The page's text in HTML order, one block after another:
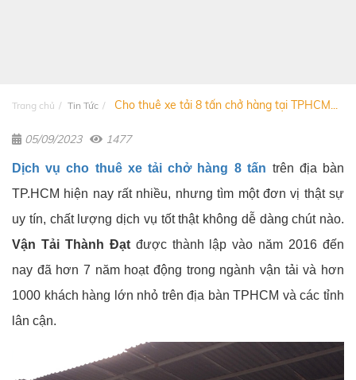
Trang chủ Tin Tức Cho thuê xe tải 8 tấn chở hàng tại TPHCM...
05/09/2023 1477
Dịch vụ cho thuê xe tải chở hàng 8 tấn trên địa bàn
TP.HCM hiện nay rất nhiều, nhưng tìm một đơn vị thật sự
uy tín, chất lượng dịch vụ tốt thật không dễ dàng chút nào.
Vận Tải Thành Đạtđược thành lập vào năm 2016 đến
nay đã hơn 7 năm hoạt động trong ngành vận tải và hơn
1000 khách hàng lớn nhỏ trên địa bàn TPHCM và các tỉnh
lân cận.